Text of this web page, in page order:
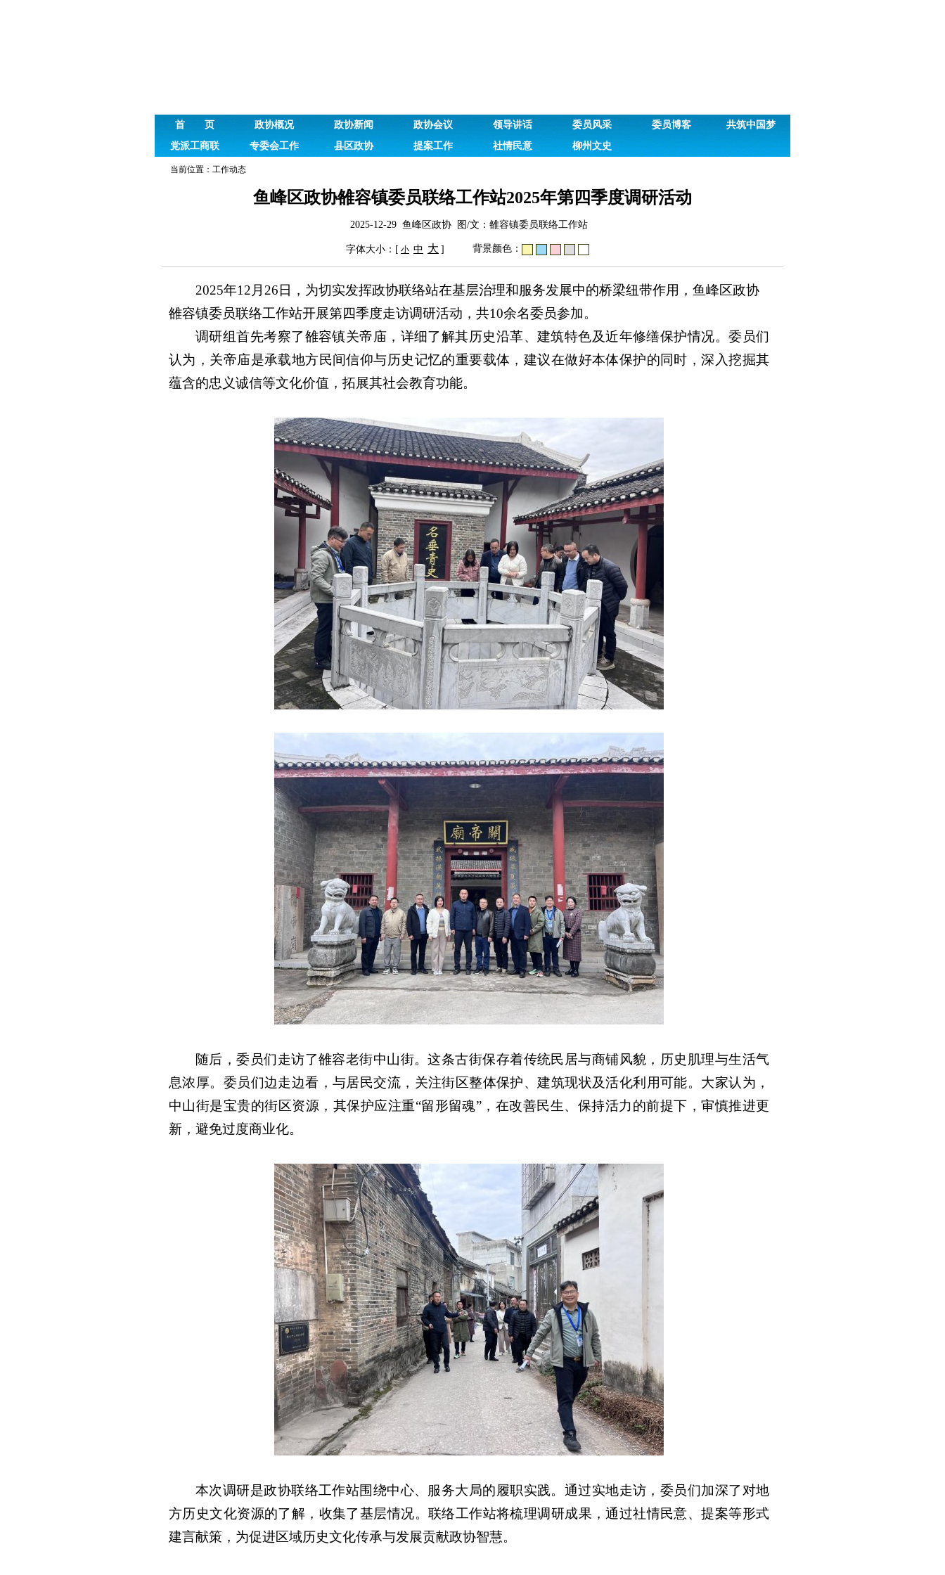
首 页 政协概况 政协新闻 政协会议 领导讲话 委员风采 委员博客
共筑中国梦
党派工商联
专委会工作 县区政协 提案工作 社情民意 柳州文史
当前位置： 工作动态
鱼峰区政协雒容镇委员联络工作站2025年第四季度调研活动
2025-12-29 鱼峰区政协 图/文：雒容镇委员联络工作站
字体大小：[ 小 中 大 ] 背景颜色：
2025年12月26日，为切实发挥政协联络站在基层治理和服务发展中的桥梁纽带作用，鱼峰区政协
雒容镇委员联络工作站开展第四季度走访调研活动，共10余名委员参加。
调研组首先考察了雒容镇关帝庙，详细了解其历史沿革、建筑特色及近年修缮保护情况。委员们
认为，关帝庙是承载地方民间信仰与历史记忆的重要载体，建议在做好本体保护的同时，深入挖掘其
蕴含的忠义诚信等文化价值，拓展其社会教育功能。
随后，委员们走访了雒容老街中山街。这条古街保存着传统民居与商铺风貌，历史肌理与生活气
息浓厚。委员们边走边看，与居民交流，关注街区整体保护、建筑现状及活化利用可能。大家认为，
中山街是宝贵的街区资源，其保护应注重“留形留魂”，在改善民生、保持活力的前提下，审慎推进更
新，避免过度商业化。
本次调研是政协联络工作站围绕中心、服务大局的履职实践。通过实地走访，委员们加深了对地
方历史文化资源的了解，收集了基层情况。联络工作站将梳理调研成果，通过社情民意、提案等形式
建言献策，为促进区域历史文化传承与发展贡献政协智慧。